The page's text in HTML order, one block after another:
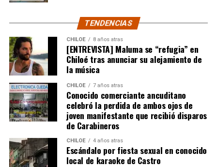
Recordó que, en un caso puntual, un vecino de la
comuna de Castro, que tenía un expediente que cumplía
con todos los antecedentes técnicos, administrativos y
jurídicos, solo le faltaba la inscripción en el Conservador
de Bienes Raíces, pero su tramitación fue rechazada.
El Consejero Francisco Cárcamo insistió que el nuevo
dictamen de Contraloría es una buena noticia para
muchas familias que desde hace un tiempo venían
tramitando la regularización de sus sitios, aunque ahora
también tendrán que responder con algunos requisitos
como por ejemplo tener un periodo de ocupación de la
propiedad por más de 5 años.
TENDENCIAS
CHILOE 8 años atras
[ENTREVISTA] Maluma se “refugia” en
Chiloé tras anunciar su alejamiento de
la música
CHILOE 7 años atras
Conocido comerciante ancuditano
celebró la perdida de ambos ojos de
joven manifestante que recibió disparos
de Carabineros
CHILOE 4 años atras
Escándalo por fiesta sexual en conocido
local de karaoke de Castro